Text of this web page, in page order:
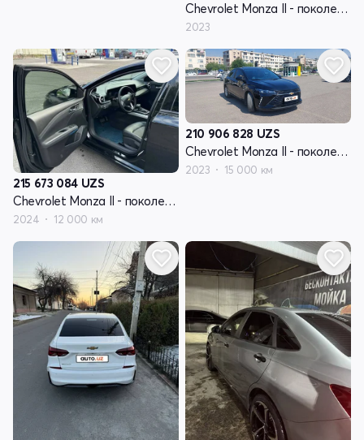
Chevrolet Monza II - поколение рестайлинг
2023
215 673 084 UZS
Chevrolet Monza II - поколение рестайлинг
2024 12 000 км
210 906 828 UZS
Chevrolet Monza II - поколение рестайлинг
2023 15 000 км